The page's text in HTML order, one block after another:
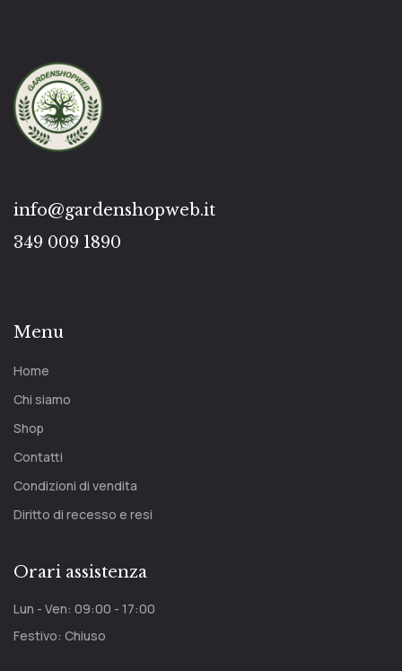
info@gardenshopweb.it
349 009 1890
Menu
Home
Chi siamo
Shop
Contatti
Condizioni di vendita
Diritto di recesso e resi
Orari assistenza
Lun - Ven: 09:00 - 17:00
Festivo: Chiuso